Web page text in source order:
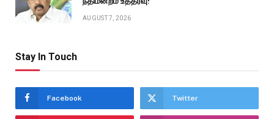
AUGUST 7, 2026
Stay In Touch
Facebook Twitter